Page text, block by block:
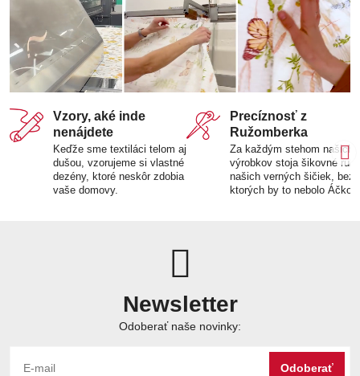
Vzory, aké inde
nenájdete
Keďže sme textiláci telom aj
dušou, vzorujeme si vlastné
dezény, ktoré neskôr zdobia
vaše domovy.
Precíznosť z
Ružomberka
Za každým stehom našich
výrobkov stoja šikovné ruky
našich verných šičiek, bez
ktorých by to nebolo Áčko.
Newsletter
Odoberať naše novinky:
Odoberať